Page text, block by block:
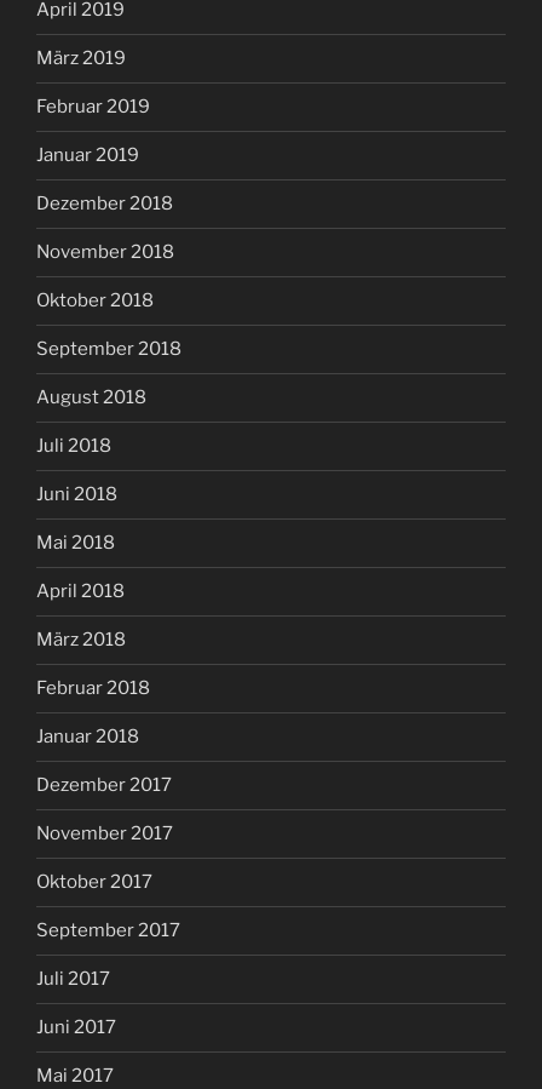
April 2019
März 2019
Februar 2019
Januar 2019
Dezember 2018
November 2018
Oktober 2018
September 2018
August 2018
Juli 2018
Juni 2018
Mai 2018
April 2018
März 2018
Februar 2018
Januar 2018
Dezember 2017
November 2017
Oktober 2017
September 2017
Juli 2017
Juni 2017
Mai 2017